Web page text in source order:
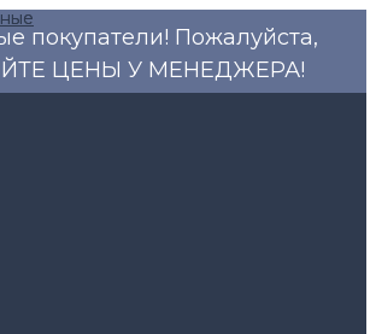
покупатели! Пожалуйста,
ЦЕНЫ У МЕНЕДЖЕРА!